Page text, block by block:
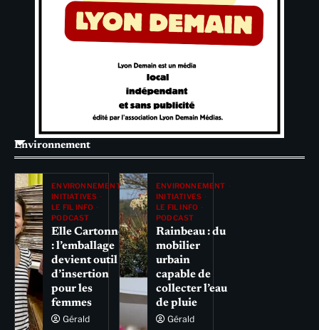
Environnement
ENVIRONNEMENT
INITIATIVES
LE FIL INFO
PODCAST
Elle Cartonne
: l’emballage
devient outil
d’insertion
pour les
femmes
Gérald
ENVIRONNEMENT
INITIATIVES
LE FIL INFO
PODCAST
Rainbeau : du
mobilier
urbain
capable de
collecter l’eau
de pluie
Gérald